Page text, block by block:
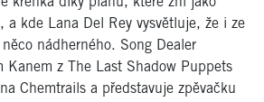
a kde Lana Del Rey vysvětluje, že i ze
nádherného. Song Dealer
Kanem z The Last Shadow Puppets
Chemtrails a představuje zpěvačku